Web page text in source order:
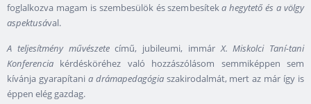
foglalkozva magam is szembesülök és szembesíteka hegytető és a völgy
aspektusával.
A teljesítmény művészetecímű, jubileumi, immárX. Miskolci Taní-tani
Konferencia kérdésköréhez való hozzászólásom semmiképpen sem
kívánja gyarapítani a drámapedagógiaszakirodalmát, mert az már így is
éppen elég gazdag.